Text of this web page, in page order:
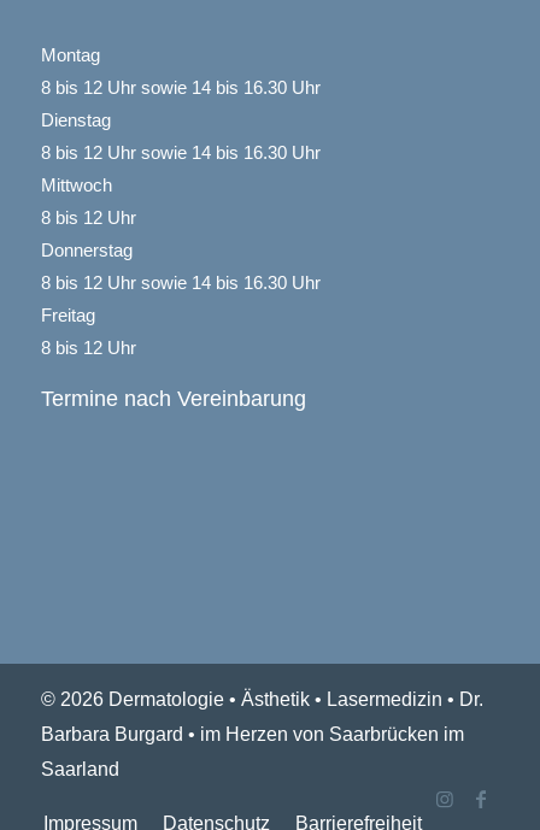
Montag
8 bis 12 Uhr sowie 14 bis 16.30 Uhr
Dienstag
8 bis 12 Uhr sowie 14 bis 16.30 Uhr
Mittwoch
8 bis 12 Uhr
Donnerstag
8 bis 12 Uhr sowie 14 bis 16.30 Uhr
Freitag
8 bis 12 Uhr
Termine nach Vereinbarung
© 2026 Dermatologie • Ästhetik • Lasermedizin • Dr.
Barbara Burgard • im Herzen von Saarbrücken im
Saarland
Impressum Datenschutz Barrierefreiheit